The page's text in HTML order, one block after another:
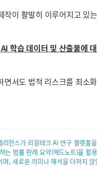
이 활발히 이루어지고 있
학습 데이터 및 산출물에
서도 법적 리스크를 최소
스가 리걸테크 AI 연구 플랫폼
법률 판례 요약(헤드노트)을 활
, 새로운 의미나 해석을 더하지